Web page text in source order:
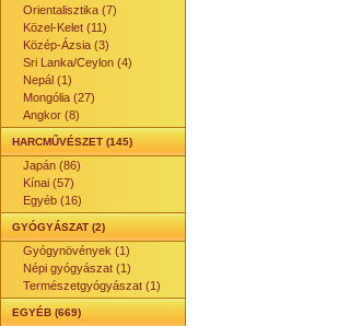
Orientalisztika (7)
Közel-Kelet (11)
Közép-Ázsia (3)
Sri Lanka/Ceylon (4)
Nepál (1)
Mongólia (27)
Angkor (8)
HARCMŰVÉSZET (145)
Japán (86)
Kínai (57)
Egyéb (16)
GYÓGYÁSZAT (2)
Gyógynövények (1)
Népi gyógyászat (1)
Természetgyógyászat (1)
EGYÉB (669)